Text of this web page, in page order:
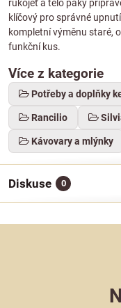
rukojeť a tělo páky
klíčový pro správné
kompletní výměnu staré,
funkční kus.
Více z kategorie
Potřeby a doplňky
Rancilio
Kávovary a mlýnky
Diskuse 0